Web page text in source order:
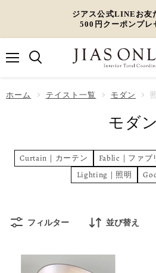
ジアス公式LINEお友
500円クーポンプレ
ー
ホーム テイスト一覧 モダン
モダン
Curtain｜カーテン Fablic｜ファブ
Lighting｜照明
フィルター 並び替え